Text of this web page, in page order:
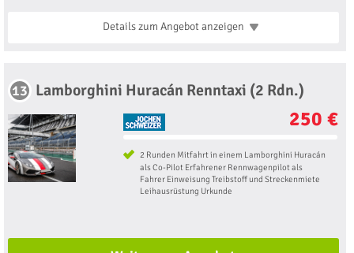
Details zum Angebotanzeigen
13 Lamborghini Huracán Renntaxi (2 Rdn.)
250 €
2 Runden Mitfahrt in einem Lamborghini Huracán
als Co-Pilot Erfahrener Rennwagenpilot als
Fahrer Einweisung Treibstoff und Streckenmiete
Leihausrüstung Urkunde